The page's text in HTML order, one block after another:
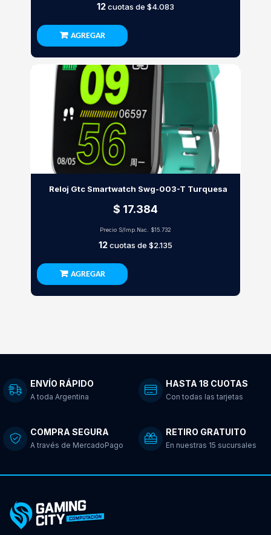
12cuotas de $4.083
AGREGAR
Reloj Gtc Smartwatch Swg-003-T Turquesa
$ 17.384
Precio S/Imp.Nac. $15.732
12cuotas de $2.135
AGREGAR
ENVÍO RÁPIDO
A toda Argentina
HASTA 18 CUOTAS
Con todas las tarjetas
COMPRA SEGURA
A través de MercadoPago
RETIRO GRATUITO
En nuestras 15 sucursales